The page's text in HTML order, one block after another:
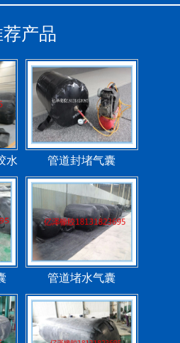
产品
水
管道封堵气囊
管道堵水气囊